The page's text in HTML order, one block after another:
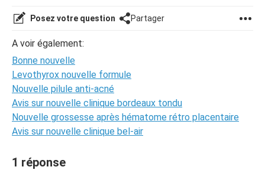
Posez votre question Partager
A voir également:
Bonne nouvelle
Levothyrox nouvelle formule
Nouvelle pilule anti-acné
Avis sur nouvelle clinique bordeaux tondu
Nouvelle grossesse après hématome rétro placentaire
Avis sur nouvelle clinique bel-air
1 réponse